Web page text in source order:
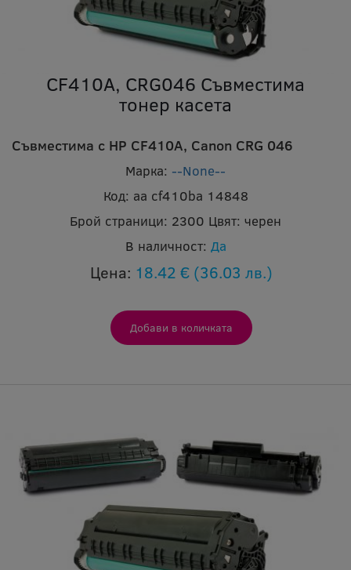
CF410A, CRG046 Съвместима
тонер касета
Съвместима с HP CF410A, Canon CRG 046
Марка: --None--
Код: aa cf410ba 14848
Брой страници: 2300 Цвят: черен
В наличност: Да
Цена: 18.42 € (36.03 лв.)